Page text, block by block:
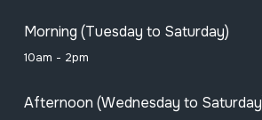
Morning (Tuesday to Saturday)
10am - 2pm
Afternoon (Wednesday to